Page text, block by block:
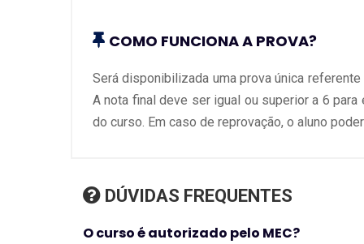
COMO FUNCIONA A PROVA?
Será disponibilizada uma prova única
A nota final deve ser igual ou superior a 6
do curso. Em caso de reprovação, o aluno
DÚVIDAS FREQUENTES
O curso é autorizado pelo MEC?